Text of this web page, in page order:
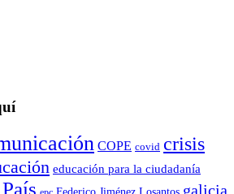
COPE covid crisis
educación para la ciudadaní­a
Federico Jiménez Losantos galicia